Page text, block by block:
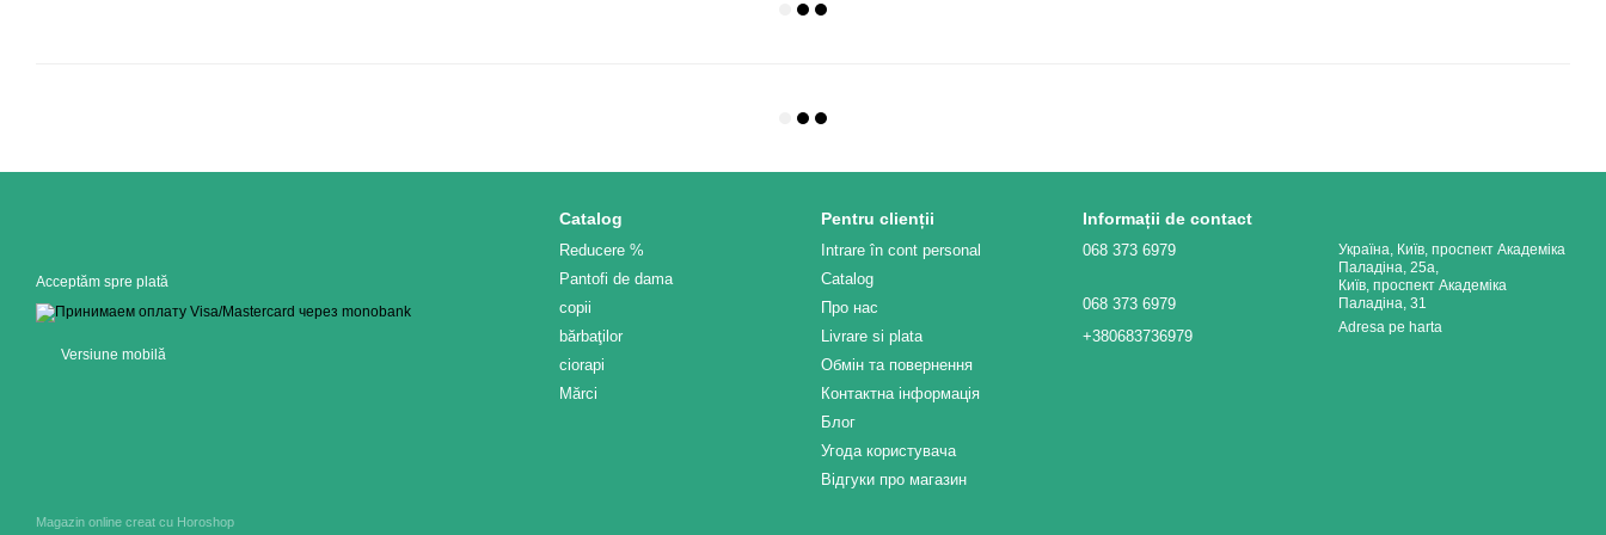
Acceptăm spre plată
Versiune mobilă
Magazin online creat cu Horoshop
Catalog
Reducere %
Pantofi de dama
copii
bărbaţilor
ciorapi
Mărci
Pentru clienții
Intrare în cont personal
Catalog
Про нас
Livrare si plata
Обмін та повернення
Контактна інформація
Блог
Угода користувача
Відгуки про магазин
Informații de contact
068 373 6979
068 373 6979
+380683736979
Україна, Київ, проспект Академіка
Паладіна, 25а,
Київ, проспект Академіка
Паладіна, 31
Adresa pe harta